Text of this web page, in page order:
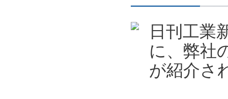
日刊工業
に、弊社
が紹介さ